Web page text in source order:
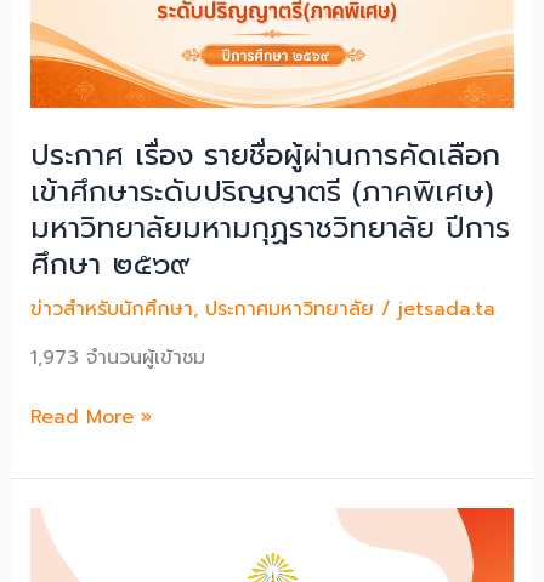
โอกาส
ฉลอง
พระ
ชนมายุ
๙๙
พรรษา
๒๖
มิถุนายน
๒๕๖๙”
สิทธิ
สอบ
สอน
และ
สอบ
สัมภาษณ์
ในตํา
แหน่
ง
วิชาการ
และ
มี
สอบ
สัมภาษณ์
ในตํา
แหน่
ประกาศ เรื่อง รายชื่อผู้ผ่านการคัดเลือก
เข้าศึกษาระดับปริญญาตรี (ภาคพิเศษ)
มหาวิทยาลัยมหามกุฏราชวิทยาลัย ปีการ
ศึกษา ๒๕๖๙
ข่าวสำหรับนักศึกษา, ประกาศมหาวิทยาลัย / jetsada.ta
1,973 จำนวนผู้เข้าชม
ประกาศ
ราย
ชื่อ
Read More »